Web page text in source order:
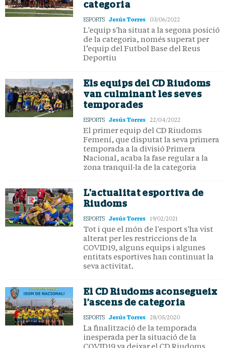
categoria
ESPORTS Jesús Torres 03/06/2022
L'equip s'ha situat a la segona posició
de la categoria, només superat per
l’equip del Futbol Base del Reus
Deportiu
Els equips del CD Riudoms
van culminant les seves
temporades
ESPORTS Jesús Torres 22/04/2022
El primer equip del CD Riudoms
Femení, que disputat la seva primera
temporada a la divisió Primera
Nacional, acaba la fase regular a la
zona tranquil·la de la categoria
L'actualitat esportiva de
Riudoms
ESPORTS Jesús Torres 19/02/2021
Tot i que el món de l'esport s'ha vist
alterat per les restriccions de la
COVID19, alguns equips i algunes
entitats esportives han continuat la
seva activitat.
El CD Riudoms aconsegueix
l’ascens de categoria
ESPORTS Jesús Torres 28/05/2020
La finalització de la temporada
inesperada per la situació de la